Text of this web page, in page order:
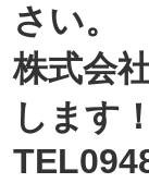
さい。
株式会
します！